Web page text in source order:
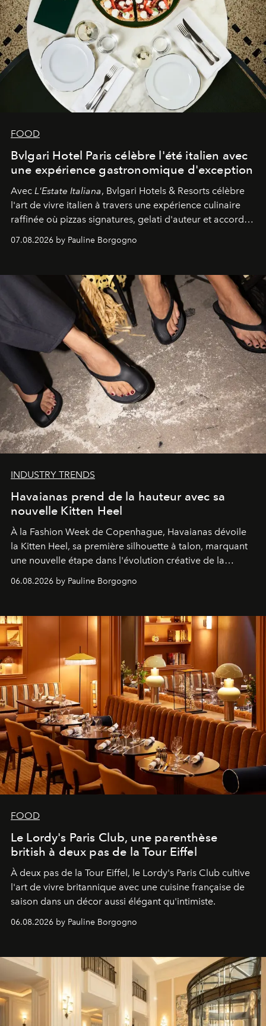
FOOD
Bvlgari Hotel Paris célèbre l'été italien avec
une expérience gastronomique d'exception
Avec L'Estate Italiana, Bvlgari Hotels & Resorts célèbre
l'art de vivre italien à travers une expérience culinaire
raffinée où pizzas signatures, gelati d'auteur et accords
d'exception composent un véritable voyage sensoriel.
07.08.2026 by Pauline Borgogno
INDUSTRY TRENDS
Havaianas prend de la hauteur avec sa
nouvelle Kitten Heel
À la Fashion Week de Copenhague, Havaianas dévoile
la Kitten Heel, sa première silhouette à talon, marquant
une nouvelle étape dans l'évolution créative de la
06.08.2026 by Pauline Borgogno
FOOD
Le Lordy's Paris Club, une parenthèse
british à deux pas de la Tour Eiffel
À deux pas de la Tour Eiffel, le Lordy's Paris Club cultive
l'art de vivre britannique avec une cuisine française de
saison dans un décor aussi élégant qu'intimiste.
06.08.2026 by Pauline Borgogno